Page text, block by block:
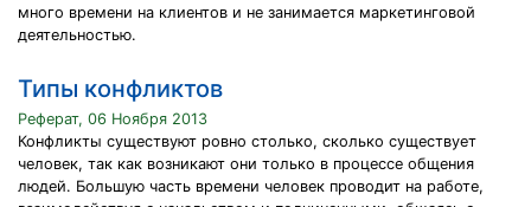
много времени на клиентов и не занимается маркетинговой
деятельностью.
Типы конфликтов
Реферат, 06 Ноября 2013
Конфликты существуют ровно столько, сколько существует
человек, так как возникают они только в процессе общения
людей. Большую часть времени человек проводит на работе,